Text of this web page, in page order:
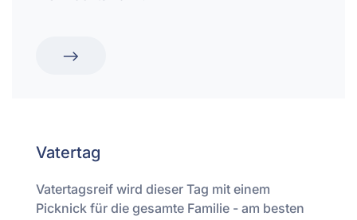
Vatertag
Vatertagsreif wird dieser Tag mit einem
Picknick für die gesamte Familie - am besten